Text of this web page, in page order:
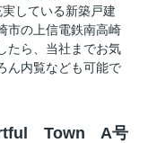
している新築戸建
市の上信電鉄南高崎
たら、当社までお気
ん内覧なども可能で
Town A号